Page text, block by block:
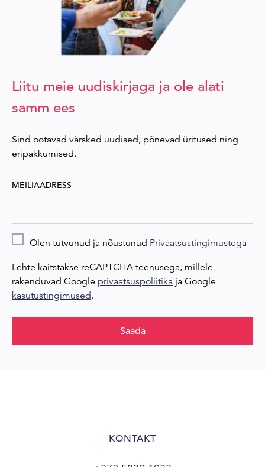
Liitu meie uudiskirjaga ja ole alati
samm ees
Sind ootavad värsked uudised, põnevad üritused ning
eripakkumised.
MEILIAADRESS
Olen tutvunud ja nõustunud Privaatsustingimustega
Lehte kaitstakse reCAPTCHA teenusega, millele
rakenduvad Google privaatsuspoliitika ja Google
kasutustingimused.
Saada
KONTAKT